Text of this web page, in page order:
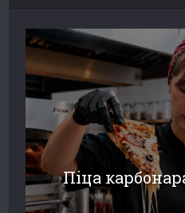
Піца